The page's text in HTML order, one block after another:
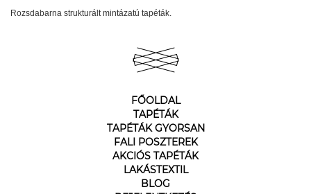
Rozsdabarna strukturált mintázatú tapéták.
FŐOLDAL
TAPÉTÁK
TAPÉTÁK GYORSAN
FALI POSZTEREK
AKCIÓS TAPÉTÁK
LAKÁSTEXTIL
BLOG